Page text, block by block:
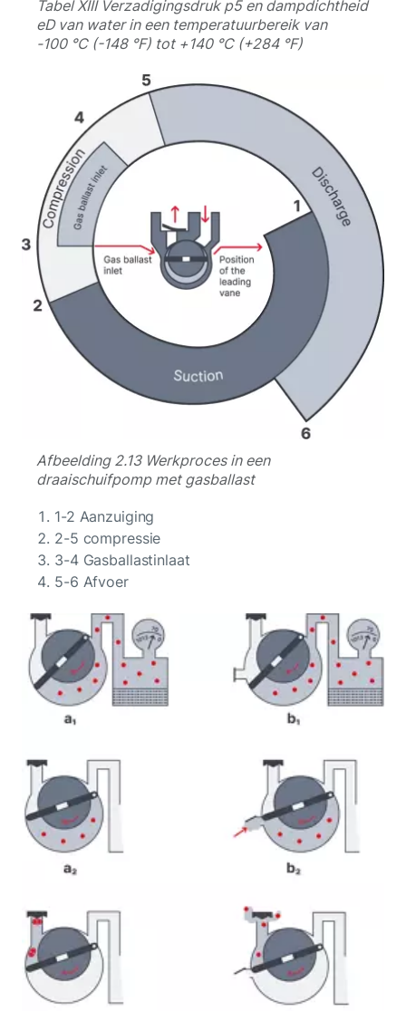
Tabel XIII Verzadigingsdruk p5 en dampdichtheid
eD van water in een temperatuurbereik van
-100 °C (-148 °F) tot +140 °C (+284 °F)
Afbeelding 2.13 Werkproces in een
draaischuifpomp met gasballast
1-2 Aanzuiging
2-5 compressie
3-4 Gasballastinlaat
5-6 Afvoer